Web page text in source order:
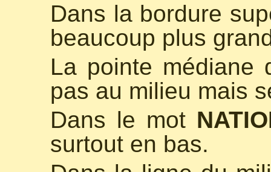
Dans la bordure
beaucoup plus
La pointe médiane
pas au milieu mais
Dans le mot
surtout en bas.